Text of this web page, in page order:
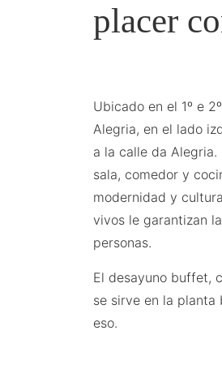
placer
Ubicado en el 1º e
Alegria, en el lado
a la calle da
sala, comedor y
modernidad y
vivos le garantizan
personas.
El desayuno buffet,
se sirve en la planta
eso.